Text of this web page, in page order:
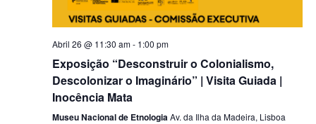
Abril 26 @ 11:30 am- 1:00 pm
Exposição “Desconstruir o Colonialismo,
Descolonizar o Imaginário” | Visita Guiada |
Inocência Mata
Museu Nacional de EtnologiaAv. da Ilha da Madeira, Lisboa